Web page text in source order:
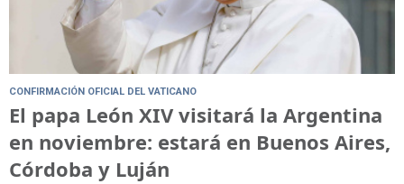
CONFIRMACIÓN OFICIAL DEL VATICANO
El papa León XIV visitará la Argentina
en noviembre: estará en Buenos Aires,
Córdoba y Luján